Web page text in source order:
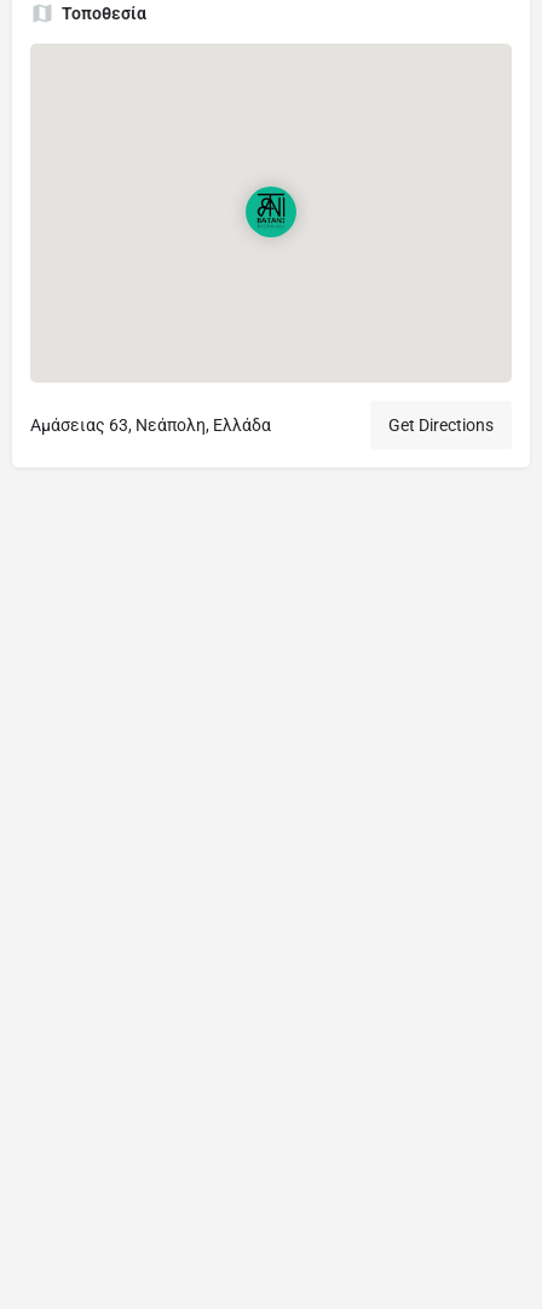
Τοποθεσία
Αμάσειας 63, Νεάπολη, Ελλάδα Get Directions